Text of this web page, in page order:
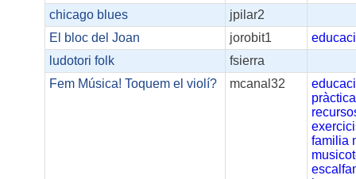
chicago blues
jpilar2
El bloc del Joan
jorobit1
ludotori folk
fsierra
Fem Música! Toquem el violí?
mcanal32
pràctica
familia